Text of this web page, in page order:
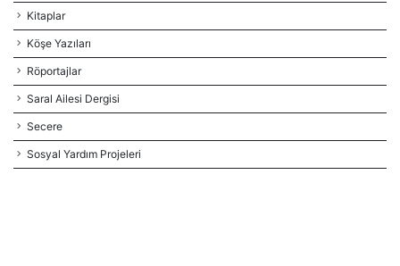
Kitaplar
Köşe Yazıları
Röportajlar
Saral Ailesi Dergisi
Secere
Sosyal Yardım Projeleri